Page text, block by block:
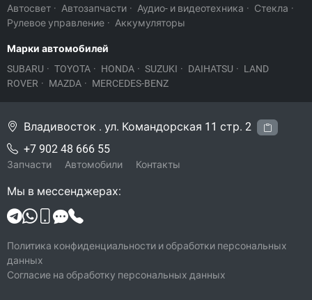
Автосвет · Автозапчасти · Аудио- и видеотехника · Стекла ·
Рулевое управление · Аккумуляторы
Марки автомобилей
SUBARU · TOYOTA · HONDA · SUZUKI · DAIHATSU · LAND
ROVER · MAZDA · MERCEDES-BENZ
Владивосток . ул. Командорская 11 стр. 2
+7 902 48 666 55
Запчасти Автомобили Контакты
Мы в мессенджерах:
Политика конфиденциальности и обработки персональных
данных
Согласие на обработку персональных данных